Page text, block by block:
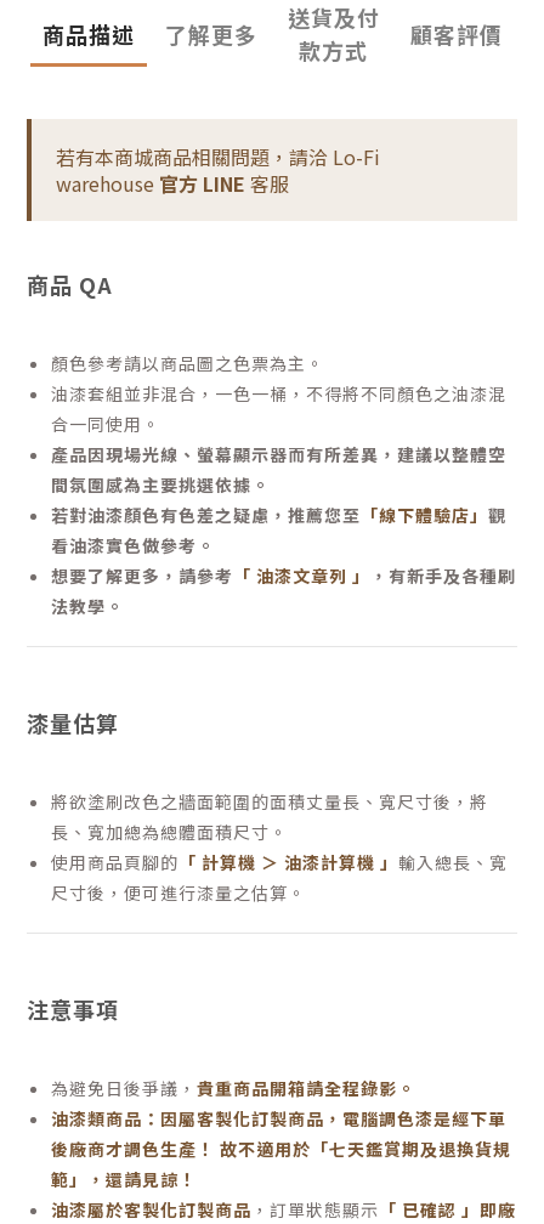
商品描述 了解更多
送貨及付
款方式
顧客評價
若有本商城商品相關問題，請洽 Lo-Fi
warehouse 官方 LINE 客服
商品 QA
顏色參考請以商品圖之色票為主。
油漆套組並非混合，一色一桶，不得將不同顏色之油漆混
合一同使用。
產品因現場光線、螢幕顯示器而有所差異，建議以整體空
間氛圍感為主要挑選依據。
若對油漆顏色有色差之疑慮，推薦您至 「線下體驗店」 觀
看油漆實色做參考。
想要了解更多，請參考 「 油漆文章列 」
，有新手及各種刷
法教學。
漆量估算
將欲塗刷改色之牆面範圍的面積丈量長、寬尺寸後，將
長、寬加總為總體面積尺寸。
使用商品頁腳的 「 計算機 ＞ 油漆計算機 」 輸入總長、寬
尺寸後，便可進行漆量之估算。
注意事項
為避免日後爭議， 貴重商品開箱請全程錄影。
油漆類商品：因屬客製化訂製商品，電腦調色漆是經下單
後廠商才調色生產！ 故不適用於「七天鑑賞期及退換貨規
範」，還請見諒！
油漆屬於客製化訂製商品 ，訂單狀態顯示 「 已確認 」即廠